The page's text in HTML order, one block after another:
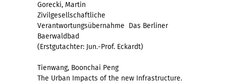
Gorecki, Martin
Zivilgesellschaftliche
Verantwortungsübernahme  Das Berliner
Baerwaldbad
(Erstgutachter: Jun.-Prof. Eckardt)
Tienwang, Boonchai Peng
The Urban Impacts of the new Infrastructure.